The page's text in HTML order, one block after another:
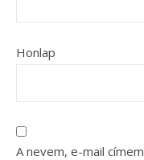
Honlap
A nevem, e-mail